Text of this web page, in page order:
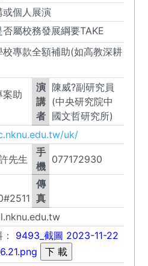
或個人展演
屬校務發展綱要TAKE
校專款全額補助(如高教深耕
案助
演
講
者
陳威?副研究員
(中央研究院中
國文哲研究所)
uk/
先生
手
機
077172930
傳
真
9493_截圖 2023-11-22